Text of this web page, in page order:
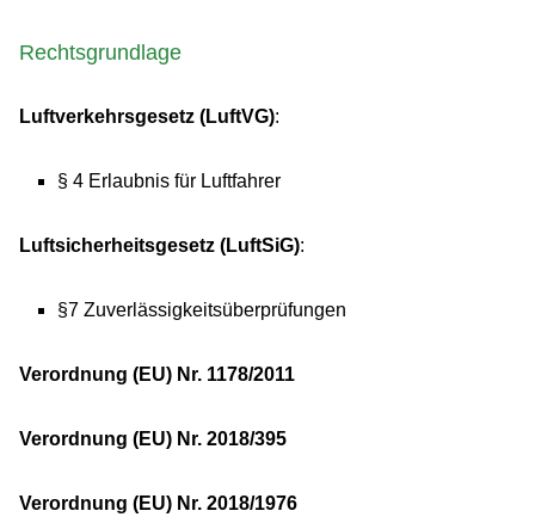
Rechtsgrundlage
Luftverkehrsgesetz (LuftVG):
§ 4 Erlaubnis für Luftfahrer
Luftsicherheitsgesetz (LuftSiG):
§7 Zuverlässigkeitsüberprüfungen
Verordnung (EU) Nr. 1178/2011
Verordnung (EU) Nr. 2018/395
Verordnung (EU) Nr. 2018/1976